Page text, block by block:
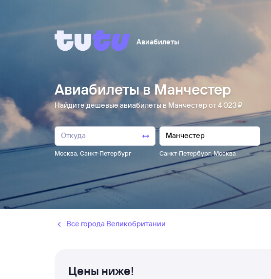
Авиабилеты
Авиабилеты в Манчестер
Найдите дешевые авиабилеты в Манчестер от 4 ⁠023 ⁠₽
Москва, Санкт-Петербург Санкт-Петербург,Москва
Все города Великобритании
Цены ниже!